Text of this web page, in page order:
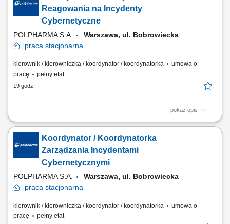
zespołu. Nadzór nad narzędziami do wykrywania i reagowania na
incydenty (m.in. SIEM, SOAR, EDR/XDR,...
Reagowania na Incydenty
Cybernetyczne
POLPHARMA S.A.
Warszawa, ul. Bobrowiecka
praca stacjonarna
kierownik / kierowniczka / koordynator / koordynatorka
umowa o
pracę
pełny etat
19 godz.
pokaż opis
Jako Koordynator/ka Reagowania na Incydenty Cybernetyczne 1
dołączysz do zespołu Cyber Operations i będziesz odpowiedzialny/a za
koordynację incydentów bezpieczeństwa w zmianie dziennej. Rola
obejmuje prowadzenie War Room, komunikację kryzysową, pełną
dokumentację incydentu, nadzór nad...
Koordynator / Koordynatorka
Zarządzania Incydentami
Cybernetycznymi
POLPHARMA S.A.
Warszawa, ul. Bobrowiecka
praca stacjonarna
kierownik / kierowniczka / koordynator / koordynatorka
umowa o
pracę
pełny etat